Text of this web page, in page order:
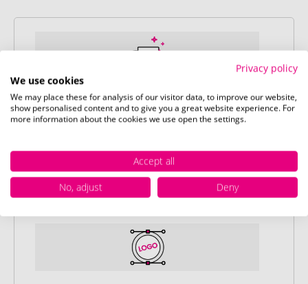
Schritt 1:
Artikelkonfiguration
Werbeartikel aus und passen Sie diese
nach Ihren Vorstellungen an.
Anschließend legen Sie die konfigurierten
Artikel in Ihren Warenkorb.
Privacy policy
We use cookies
We may place these for analysis of our visitor data, to improve our website,
show personalised content and to give you a great website experience. For
more information about the cookies we use open the settings.
Accept all
No, adjust
Deny